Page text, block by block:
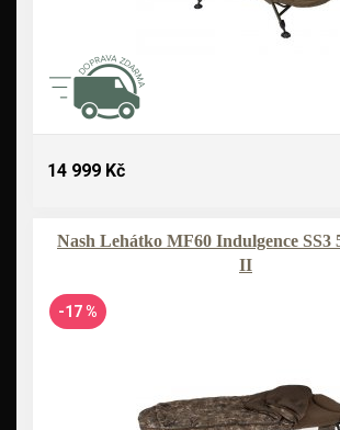
14 999 Kč
Nash Lehátko MF60 Indulgence SS3
II
-17 %